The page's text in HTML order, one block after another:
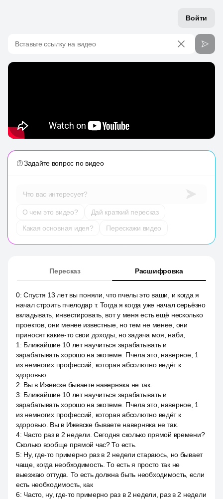
Войти
Вставьте ссылку на видео
Задайте вопрос по видео
Что вас интересует?
О чем это видео?
Дай краткий пересказ
Какая основная идея?
Перескажи видео
Пересказ Расшифровка
0:Спустя 13 лет вы поняли, что пчелы это ваши, и когда я
начал строить пчелодар т. Тогда я когда уже начал серьёзно
вкладывать, инвестировать, вот у меня есть ещё несколько
проектов, они менее известные, но тем не менее, они
приносят какие-то свои доходы, но задача моя, наби,
1 : Ближайшие 10 лет научиться зарабатывать и
зарабатывать хорошо на экотеме. Пчела это, наверное, 1
из немногих профессий, которая абсолютно ведёт к
здоровью.
2: Вы в Ижевске бываете наверняка не так.
3: Ближайшие 10 лет научиться зарабатывать и
зарабатывать хорошо на экотеме. Пчела это, наверное, 1
из немногих профессий, которая абсолютно ведёт к
здоровью. Вы в Ижевске бываете наверняка не так.
4: Часто раз в 2 недели. Сегодня сколько прямой времени?
Сколько вообще прямой час? То есть.
5: Ну, где-то примерно раз в 2 недели стараюсь, но бывает
чаще, когда необходимость. То есть я просто так не
выезжаю оттуда. То есть должна быть необходимость, если
есть необходимость, как
6: Часто, ну, где-то примерно раз в 2 недели, раз в 2 недели